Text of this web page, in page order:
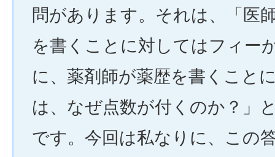
問があります。それは、「医
を書くことに対してはフィー
に、薬剤師が薬歴を書くこと
は、なぜ点数が付くのか？」
です。今回は私なりに、この